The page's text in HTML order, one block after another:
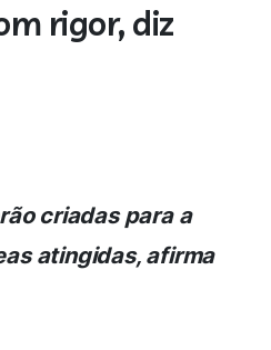
rigor, diz
criadas para a
atingidas, afirma